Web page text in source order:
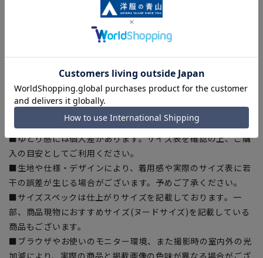
とで、衣服内の湿気を取り除こうとする力が働き、衣服内環境
を快適な湿度と温度に保ちます。暑い時にはさわやかに寒い時
は暖かく、衣服内環境を快適にコントロールします。
【商品に関するご注意】
■商品画像はサンプルのため、色味やサイズ等の仕様に変更が
ある場合がございますので、予めご了承ください。
■ゆとり感には個人差があります。サイズ表を確認の上、ご購
入の目安としてご利用ください。
■生地や仕様・デザインにより、着用感や実際のサイズ表に若
干の誤差が生じる場合がございます。予めご了承ください。
■サイズスペックは仕上がりサイズを記載しております。一
部、商品現物におすすめサイズ(ヌードサイズ)を記載している
商品もございます。
■ブラウザやお使いのモニター環境、また撮影時の室内外の光